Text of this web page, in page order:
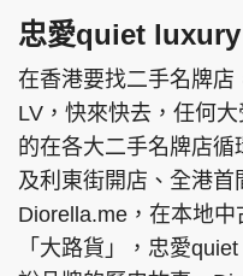
頭條日報
親子王
忠愛quiet luxury
在香港要找二手名牌店
LV，快來快去，任何
的在各大二手名牌店
及利東街開店、全港首
Diorella.me，在本地
「大路貨」，忠愛